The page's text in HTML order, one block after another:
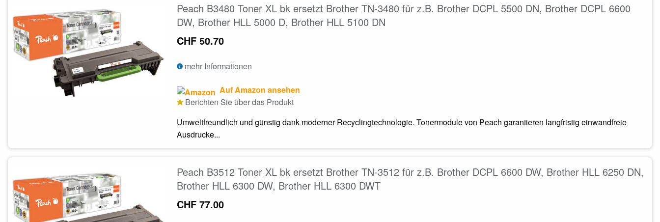
Peach B3480 Toner XL bk ersetzt Brother TN-3480 für z.B. Brother DCPL 5500 DN, Brother DCPL 6600
DW, Brother HLL 5000 D, Brother HLL 5100 DN
CHF 50.70
mehr Informationen
Auf Amazon ansehen
Berichten Sie über das Produkt
Umweltfreundlich und günstig dank moderner Recyclingtechnologie. Tonermodule von Peach garantieren langfristig einwandfreie
Ausdrucke...
Peach B3512 Toner XL bk ersetzt Brother TN-3512 für z.B. Brother DCPL 6600 DW, Brother HLL 6250 DN,
Brother HLL 6300 DW, Brother HLL 6300 DWT
CHF 77.00